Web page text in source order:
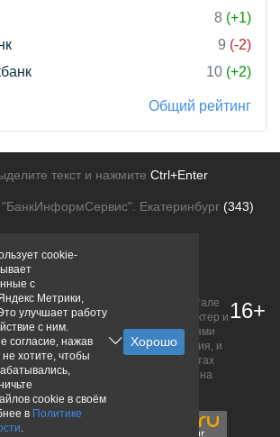
8 (+1)
9 (-2)
10 (+2)
Общий рейтинг
текст и нажмите Ctrl+Enter
Екатеринбург (343)
конфиденциальности
Для рекламодателей
банков, размещенная на портале
ознакомительный характер и
офертой, определяемой положениями
содержит точного и полного описания, и
Конечные условия уточняйте на сайтах
обращении. Исключительное право на
их правообладателям.
16+
cookie-
с
Метрики,
улучшает работу
с ним.
согласие, нажав
хотите, чтобы
cookie в своём
в Политике
.